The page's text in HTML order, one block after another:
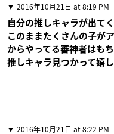
2016年10月21日 at 8:19 PM
自分の推しキャラが出て
このままたくさんの子が
からやってる審神者はも
推しキャラ見つかって嬉
2016年10月21日 at 8:22 PM